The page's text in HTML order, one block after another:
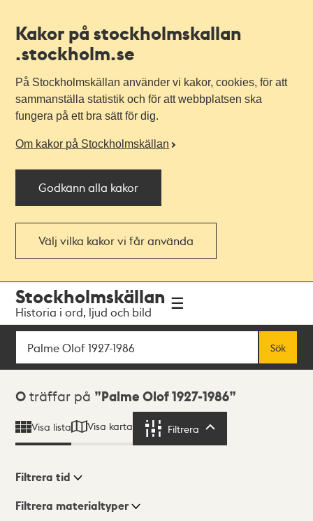
Kakor på stockholmskallan
.stockholm.se
På Stockholmskällan använder vi kakor, cookies, för att
sammanställa statistik och för att webbplatsen ska
fungera på ett bra sätt för dig.
Om kakor på Stockholmskällan
Godkänn alla kakor
Välj vilka kakor vi får använda
navigationen
huvudinnehållet
Stockholmskällan
Historia i ord, ljud och bild
Sök
Sök
Sökresultat
0 träffar på Palme Olof 1927-1986
Visa lista Visa karta Filtrera
Visningsläge
Filtrera tid
Filtrera materialtyper